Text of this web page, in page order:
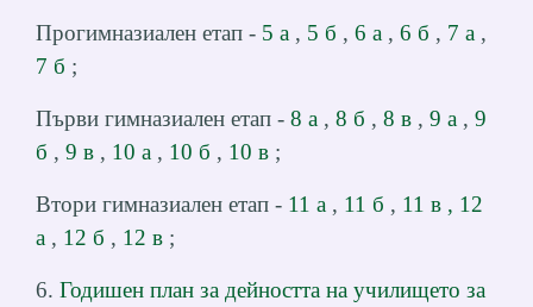
Прогимназиален етап - 5 а , 5 б , 6 а , 6 б , 7 а ,
7 б ;
Първи гимназиален етап - 8 а , 8 б , 8 в , 9 а , 9
б , 9 в , 10 а , 10 б , 10 в ;
Втори гимназиален етап - 11 а , 11 б , 11 в , 12
а , 12 б , 12 в ;
6. Годишен план за дейността на училището за